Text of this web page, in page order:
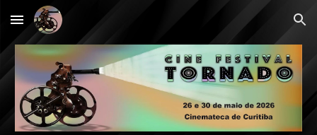
Skip to main content Skip to navigation